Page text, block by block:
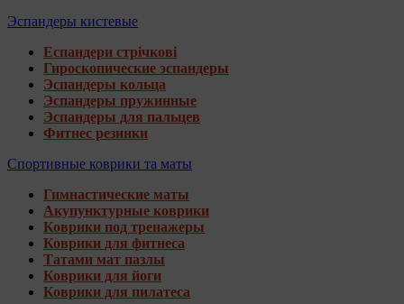
Эспандеры кистевые
Еспандери стрічкові
Гироскопические эспандеры
Эспандеры кольца
Эспандеры пружинные
Эспандеры для пальцев
Фитнес резинки
Спортивные коврики та маты
Гимнастические маты
Акупунктурные коврики
Коврики под тренажеры
Коврики для фитнеса
Татами мат пазлы
Коврики для йоги
Коврики для пилатеса